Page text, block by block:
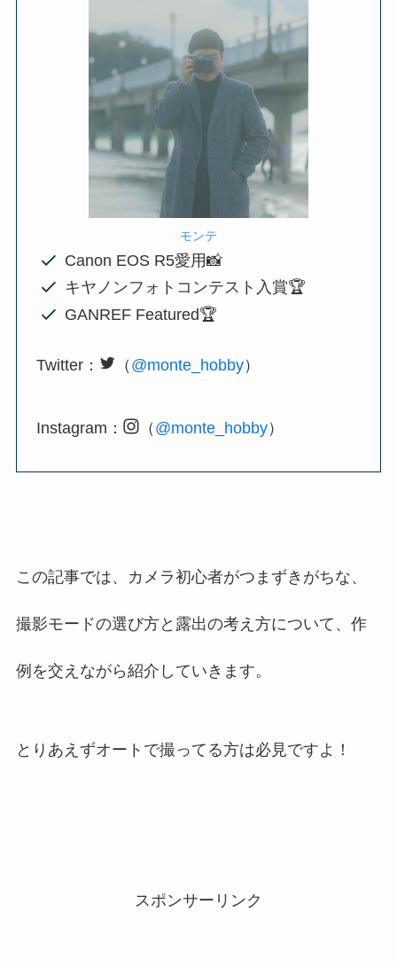
モンテ
Canon EOS R5愛用📸
キヤノンフォトコンテスト入賞🏆
GANREF Featured🏆
Twitter： （ @monte_hobby）
Instagram： （ @monte_hobby）
この記事では、カメラ初心者がつまずきがちな、
撮影モードの選び方と露出の考え方について、作
例を交えながら紹介していきます。
とりあえずオートで撮ってる方は必見ですよ！
スポンサーリンク